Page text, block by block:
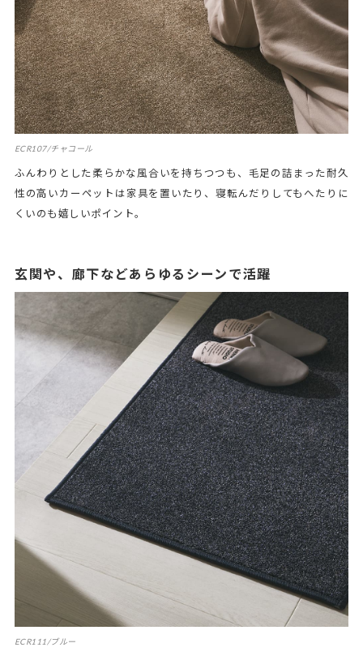
ECR107/チャコール
ふんわりとした柔らかな風合いを持ちつつも、毛足の詰まった耐久
性の高いカーペットは家具を置いたり、寝転んだりしてもへたりに
くいのも嬉しいポイント。
玄関や、廊下などあらゆるシーンで活躍
ECR111/ブルー